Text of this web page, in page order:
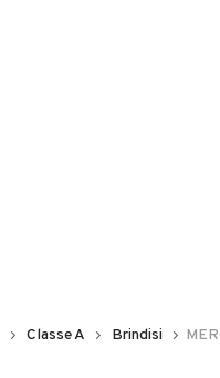
Classe A Brindisi